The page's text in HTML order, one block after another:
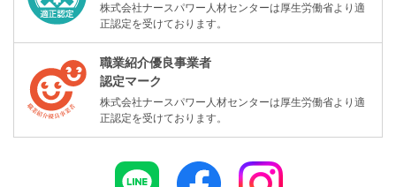
株式会社ナースパワー人材センターは厚生労働省より適
正認定を受けております。
職業紹介優良事業者
認定マーク
株式会社ナースパワー人材センターは厚生労働省より適
正認定を受けております。